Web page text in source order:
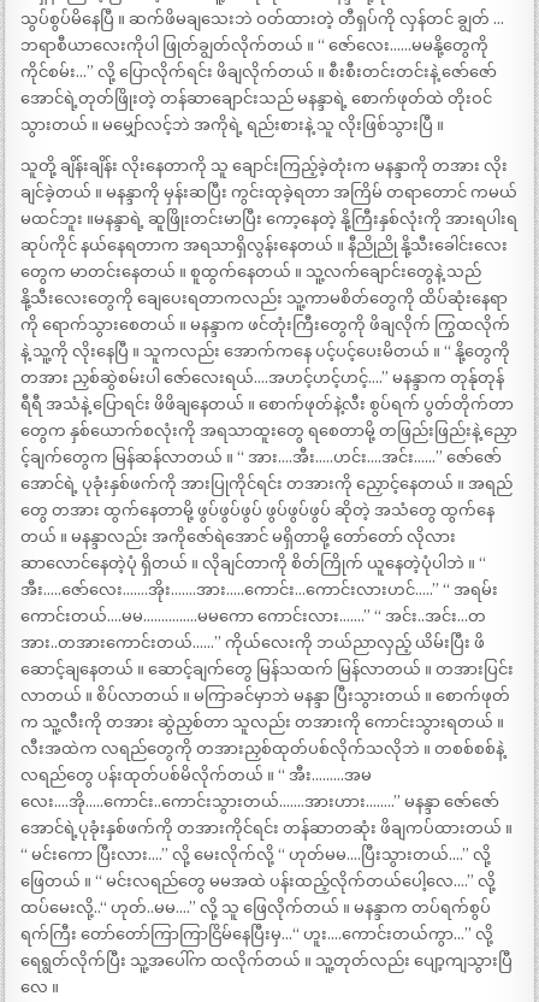
သွပ်စွပ်မိနေပြီ ။ ဆက်ဖိမချသေးဘဲ ဝတ်ထားတဲ့ တီရှပ်ကို လှန်တင် ချွတ် …
ဘရာစီယာလေးကိုပါ ဖြုတ်ချွတ်လိုက်တယ် ။ “ ဇော်လေး……မမနို့တွေကို
ကိုင်စမ်း…” လို့ ပြောလိုက်ရင်း ဖိချလိုက်တယ် ။ စီးစီးတင်းတင်းနဲ့ ဇော်ဇော်
အောင်ရဲ့တုတ်ဖြိုးတဲ့ တန်ဆာချောင်းသည် မနန္ဒာရဲ့ စောက်ဖုတ်ထဲ တိုးဝင်
သွားတယ် ။ မမျှော်လင့်ဘဲ အကိုရဲ့ ရည်းစားနဲ့ သူ လိုးဖြစ်သွားပြီ ။
သူတို့ ချိန်းချိန်း လိုးနေတာကို သူ ချောင်းကြည့်ခဲ့တုံးက မနန္ဒာကို တအား လိုး
ချင်ခဲ့တယ် ။ မနန္ဒာကို မှန်းဆပြီး ကွင်းထုခဲ့ရတာ အကြိမ် တရာတောင် ကမယ်
မထင်ဘူး ။မနန္ဒာရဲ့ ဆူဖြိုးတင်းမာပြီး ကော့နေတဲ့ နို့ကြီးနှစ်လုံးကို အားရပါးရ
ဆုပ်ကိုင် နယ်နေရတာက အရသာရှိလွန်းနေတယ် ။ နီညိုညို နို့သီးခေါင်းလေး
တွေက မာတင်းနေတယ် ။ စူထွက်နေတယ် ။ သူ့လက်ချောင်းတွေနဲ့ သည်
နို့သီးလေးတွေကို ချေပေးရတာကလည်း သူ့ကာမစိတ်တွေကို ထိပ်ဆုံးနေရာ
ကို ရောက်သွားစေတယ် ။ မနန္ဒာက ဖင်တုံးကြီးတွေကို ဖိချလိုက် ကြွထလိုက်
နဲ့ သူ့ကို လိုးနေပြီ ။ သူကလည်း အောက်ကနေ ပင့်ပင့်ပေးမိတယ် ။ “ နို့တွေကို
တအား ညှစ်ဆွဲစမ်းပါ ဇော်လေးရယ်….အဟင့်ဟင့်ဟင့်….” မနန္ဒာက တုန်ုတုန်
ရီရီ အသံနဲ့ ပြောရင်း ဖိဖိချနေတယ် ။ စောက်ဖုတ်နဲ့လီး စွပ်ရက် ပွတ်တိုက်တာ
တွေက နှစ်ယောက်စလုံးကို အရသာထူးတွေ ရစေတာမို့ တဖြည်းဖြည်းနဲ့ ညှော
င့်ချက်တွေက မြန်ဆန်လာတယ် ။ “ အား….အီး…..ဟင်း….အင်း……” ဇော်ဇော်
အောင်ရဲ့ ပုခုံးနှစ်ဖက်ကို အားပြုကိုင်ရင်း တအားကို ညှောင့်နေတယ် ။ အရည်
တွေ တအား ထွက်နေတာမို့ ဖွပ်ဖွပ်ဖွပ် ဖွပ်ဖွပ်ဖွပ် ဆိုတဲ့ အသံတွေ ထွက်နေ
တယ် ။ မနန္ဒာလည်း အကိုဇော်ရဲအောင် မရှိတာမို့ တော်တော် လိုလား
ဆာလောင်နေတဲ့ပုံ ရှိတယ် ။ လိုချင်တာကို စိတ်ကြိုက် ယူနေတဲ့ပုံပါဘဲ ။ “
အီး…..ဇော်လေး…….အိုး…….အား…..ကောင်း…ကောင်းလားဟင်…..” “ အရမ်း
ကောင်းတယ်….မမ……………မမကော ကောင်းလား…….” “ အင်း..အင်း…တ
အား..တအားကောင်းတယ်……” ကိုယ်လေးကို ဘယ်ညာလှည့် ယိမ်းပြီး ဖိ
ဆောင့်ချနေတယ် ။ ဆောင့်ချက်တွေ မြန်သထက် မြန်လာတယ် ။ တအားပြင်း
လာတယ် ။ စိပ်လာတယ် ။ မကြာခင်မှာဘဲ မနန္ဒာ ပြီးသွားတယ် ။ စောက်ဖုတ်
က သူ့လီးကို တအား ဆွဲညှစ်တာ သူလည်း တအားကို ကောင်းသွားရတယ် ။
လီးအထဲက လရည်တွေကို တအားညှစ်ထုတ်ပစ်လိုက်သလိုဘဲ ။ တစစ်စစ်နဲ့
လရည်တွေ ပန်းထုတ်ပစ်မိလိုက်တယ် ။ “ အီး………အမ
လေး….အို…..ကောင်း..ကောင်းသွားတယ်…….အားဟား……..” မနန္ဒာ ဇော်ဇော်
အောင်ရဲ့ပုခုံးနှစ်ဖက်ကို တအားကိုင်ရင်း တန်ဆာတဆုံး ဖိချကပ်ထားတယ် ။
“ မင်းကော ပြီးလား….” လို့ မေးလိုက်လို့ “ ဟုတ်မမ….ပြီးသွားတယ်….” လို့
ဖြေတယ် ။ “ မင်းလရည်တွေ မမအထဲ ပန်းထည့်လိုက်တယ်ပေါ့လေ….” လို့
ထပ်မေးလို့..“ ဟုတ်..မမ….” လို့ သူ ဖြေလိုက်တယ် ။ မနန္ဒာက တပ်ရက်စွပ်
ရက်ကြီး တော်တော်ကြာကြာငြိမ်နေပြီးမှ…“ ဟူး….ကောင်းတယ်ကွာ…” လို့
ရေရွတ်လိုက်ပြီး သူ့အပေါ်က ထလိုက်တယ် ။ သူ့တုတ်လည်း ပျော့ကျသွားပြီ
လေ ။